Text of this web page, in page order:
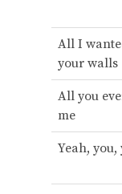
All I
your walls
All you
me
Yeah,